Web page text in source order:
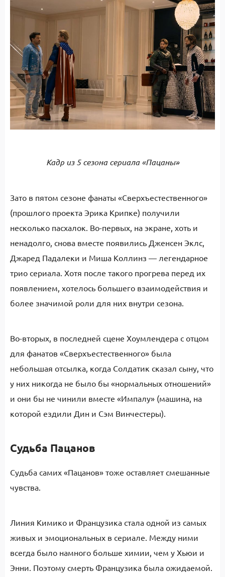
Кадр из 5 сезона сериала «Пацаны»
Зато в пятом сезоне фанаты «Сверхъестественного»
(прошлого проекта Эрика Крипке) получили
несколько пасхалок. Во-первых, на экране, хоть и
ненадолго, снова вместе появились Дженсен Эклс,
Джаред Падалеки и Миша Коллинз — легендарное
трио сериала. Хотя после такого прогрева перед их
появлением, хотелось большего взаимодействия и
более значимой роли для них внутри сезона.
Во-вторых, в последней сцене Хоумлендера с отцом
для фанатов «Сверхъестественного» была
небольшая отсылка, когда Солдатик сказал сыну, что
у них никогда не было бы «нормальных отношений»
и они бы не чинили вместе «Импалу» (машина, на
которой ездили Дин и Сэм Винчестеры).
Судьба Пацанов
Судьба самих «Пацанов» тоже оставляет смешанные
чувства.
Линия Кимико и Французика стала одной из самых
живых и эмоциональных в сериале. Между ними
всегда было намного больше химии, чем у Хьюи и
Энни. Поэтому смерть Французика была ожидаемой.